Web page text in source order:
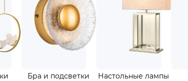
Светильники Бра и подсветки